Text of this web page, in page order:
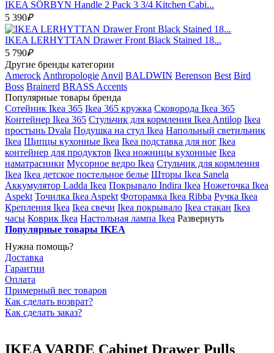
IKEA SÖRBYN Handle 2 Pack 3 3/4 Kitchen Cabi...
5 390₽
IKEA LERHYTTAN Drawer Front Black Stained 18...
5 790₽
Другие бренды категории
Amerock Anthropologie Anvil BALDWIN Berenson Best Bird
Boss Brainerd BRASS Accents
Популярные товары бренда
Сотейник Ikea 365 Ikea 365 кружка Сковорода Ikea 365
Контейнер Ikea 365 Стульчик для кормления Ikea Antilop Ikea
простынь Dvala Подушка на стул Ikea Напольный светильник
Ikea Щипцы кухонные Ikea Ikea подставка для ног Ikea
контейнер для продуктов Ikea ножницы кухонные Ikea
наматрасники Мусорное ведро Ikea Стульчик для кормления
Ikea Ikea детское постельное белье Шторы Ikea Sanela
Аккумулятор Ladda Ikea Покрывало Indira Ikea Ножеточка Ikea
Aspekt Точилка Ikea Aspekt Фоторамка Ikea Ribba Ручка Ikea
Крепления Ikea Ikea свечи Ikea покрывало Ikea стакан Ikea
часы Коврик Ikea Настольная лампа Ikea Развернуть
Популярные товары IKEA
Нужна помощь?
Доставка
Гарантии
Оплата
Примерный вес товаров
Как сделать возврат?
Как сделать заказ?
IKEA VARDE Cabinet Drawer Pulls